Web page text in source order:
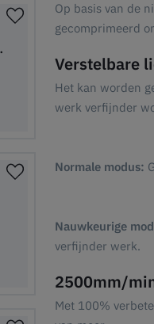
Op basis van de
gecomprimeerd
Verstelbare
Het kan worden
werk verfijnder
Normale modus:
Nauwkeurige
verfijnder werk.
2500mm/
Met 100%